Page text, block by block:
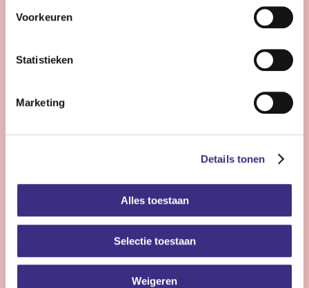
Voorkeuren
Statistieken
Marketing
Details tonen
Alles toestaan
Selectie toestaan
Weigeren
Ben jij een persoonlijk begeleider die energie krijgt van
complexe zorg en kleine successen groots weet te
Bekijk vacature
Nog 23 dagen
4 - 28 uur | Deeltijds, Onbepaalde tijd
Wil jij met meerdere doelgroepen werken en elke dag
iets anders doen? Dan is de flexpool echt iets voor jou.
Je werkt op verschillende locaties in de